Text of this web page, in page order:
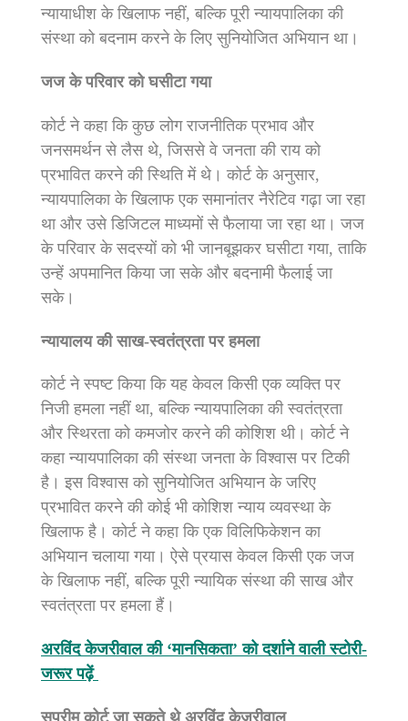
न्यायाधीश के खिलाफ नहीं, बल्कि पूरी न्यायपालिका की
संस्था को बदनाम करने के लिए सुनियोजित अभियान था।
जज के परिवार को घसीटा गया
कोर्ट ने कहा कि कुछ लोग राजनीतिक प्रभाव और
जनसमर्थन से लैस थे, जिससे वे जनता की राय को
प्रभावित करने की स्थिति में थे। कोर्ट के अनुसार,
न्यायपालिका के खिलाफ एक समानांतर नैरेटिव गढ़ा जा रहा
था और उसे डिजिटल माध्यमों से फैलाया जा रहा था। जज
के परिवार के सदस्यों को भी जानबूझकर घसीटा गया, ताकि
उन्हें अपमानित किया जा सके और बदनामी फैलाई जा
सके।
न्यायालय की साख-स्वतंत्रता पर हमला
कोर्ट ने स्पष्ट किया कि यह केवल किसी एक व्यक्ति पर
निजी हमला नहीं था, बल्कि न्यायपालिका की स्वतंत्रता
और स्थिरता को कमजोर करने की कोशिश थी। कोर्ट ने
कहा न्यायपालिका की संस्था जनता के विश्वास पर टिकी
है। इस विश्वास को सुनियोजित अभियान के जरिए
प्रभावित करने की कोई भी कोशिश न्याय व्यवस्था के
खिलाफ है। कोर्ट ने कहा कि एक विलिफिकेशन का
अभियान चलाया गया। ऐसे प्रयास केवल किसी एक जज
के खिलाफ नहीं, बल्कि पूरी न्यायिक संस्था की साख और
स्वतंत्रता पर हमला हैं।
अरविंद केजरीवाल की ‘मानसिकता’ को दर्शाने वाली स्टोरी-
जरूर पढ़ें
सुप्रीम कोर्ट जा सकते थे अरविंद केजरीवाल